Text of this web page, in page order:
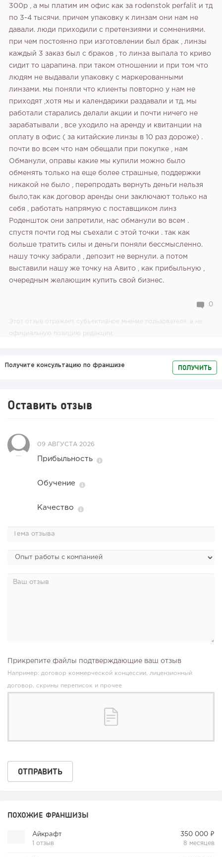
300р , а мы платим им офис как за rodenstok perfalit и тд
по 3-4 тысячи. причем упаковку к линзам они нам не
давали. люди приходили с претензиями и сомнениями.
при чем постоянно при изготовлении был брак , линзы
каждый 3 заказ был с браков , то линза выпала то криво
сидит то царапина. при таком отношении и при том что
людям не выдавали упаковку с маркерованными
линзами. мы поняли что клиенты повторно у нам не
приходят ,хотя мы и календарики раздавали и тд. мы
работали старались делали акции и почти ничего не
зарабатывали , все уходило на аренду и квитанции на
оплату в офис ( за китайские линзы в 10 раз дороже) .
почти во всем что нам обещали при покупке , нам
Обманули, оправы какие мы купили можно было
обменять только на еще более страшные, поддержки
никакой не было , перепродать вернуть деньги нельзя
было,так как договор аренды они заключают только на
себя , работать напрямую с поставщиком линз
Роденшток они запретили, нас обманули во всем .
спустя почти год мы съехали с этой точки . так как
больше тратить силы и деньги поняли бессмысленно.
нашу точку забрали , депозит не вернули. а потом
выставили нашу же точку на Авито , как прибыльную ,
очередным желающим купить свой бизнес.
0
Этот отзыв отражает субъективное мнение пользователя, а не
официальную позицию редакции.
Получите консультацию по франшизе ПОЛУЧИТЬ
Оставить отзыв
09 АВГУСТА 2026
Прибыльность
Обучение
Качество
Прикрепите файлы подтверждающие ваш отзыв
Например: договор коммерческой концессии, лицензионный
договор, скрины переписок и прочее
ПОХОЖИЕ ФРАНШИЗЫ
Айкрафт
1 отзыв
350 000 ₽
8 месяцев